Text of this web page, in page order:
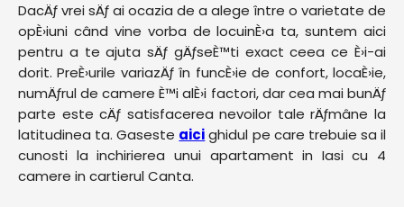
DacÄƒ vrei sÄƒ ai ocazia de a alege între o varietate de
opÈ›iuni când vine vorba de locuinÈ›a ta, suntem aici
pentru a te ajuta sÄƒ gÄƒseÈ™ti exact ceea ce È›i-ai
dorit. PreÈ›urile variazÄƒ în funcÈ›ie de confort, locaÈ›ie,
numÄƒrul de camere È™i alÈ›i factori, dar cea mai bunÄƒ
parte este cÄƒ satisfacerea nevoilor tale rÄƒmâne la
latitudinea ta. Gaseste aicighidul pe care trebuie sa il
cunosti la inchirierea unui apartament in Iasi cu 4
camere in cartierul Canta.